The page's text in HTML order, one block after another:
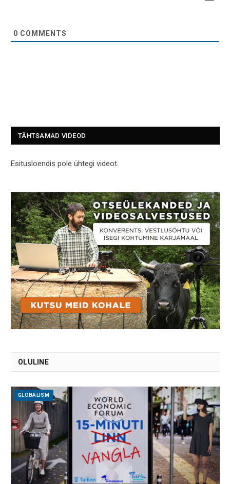
0 COMMENTS
TÄHTSAMAD VIDEOD
Esitusloendis pole ühtegi videot.
OLULINE
GLOBALISM